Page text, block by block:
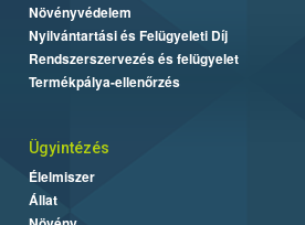
Növényvédelem
Nyilvántartási és Felügyeleti Díj
Rendszerszervezés és felügyelet
Termékpálya-ellenőrzés
Ügyintézés
Élelmiszer
Állat